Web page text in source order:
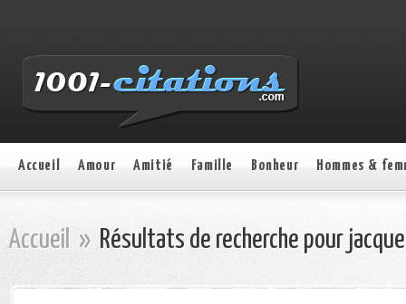
Accueil Amour Amitié Famille Bonheur Hommes &
Accueil » Résultats de recherche pour